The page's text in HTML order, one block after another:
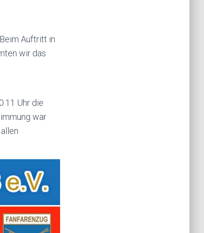
Auftritt in
wir das
Uhr die
war